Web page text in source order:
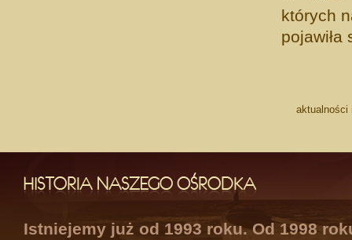
których
aktualności
Istniejemy już od 1993 roku. Od 1998